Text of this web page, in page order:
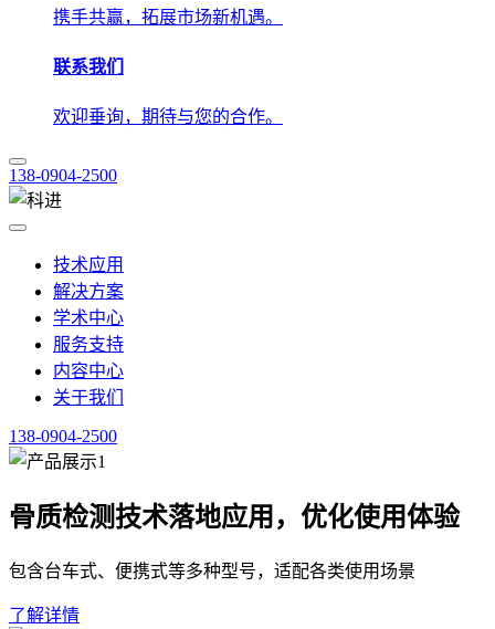
携手共赢，拓展市场新机遇。
联系我们
欢迎垂询，期待与您的合作。
138-0904-2500
技术应用
解决方案
学术中心
服务支持
内容中心
关于我们
138-0904-2500
骨质检测技术落地应用，优化使用体验
包含台车式、便携式等多种型号，适配各类使用场景
了解详情